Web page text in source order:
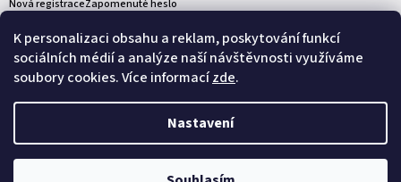
K personalizaci obsahu a reklam, poskytování funkcí
sociálních médií a analýze naší návštěvnosti využíváme
soubory cookies. Více informacízde.
Nastavení
Nová registraceZapomenuté heslo
Přijímáme online platby
Vytvořil Shoptet
Nastavil tým EshopyUmíme.czCopyright 2026